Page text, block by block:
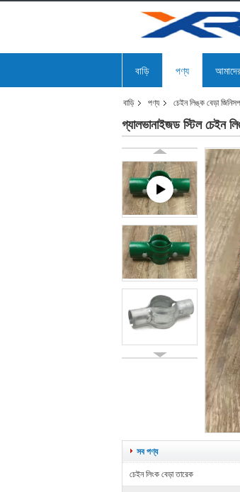
বাড়ি পণ্য
বাড়ি পণ্য চেইন লিঙ্ক বেড়া
গ্যালভানাইজড স্টিল চেইন
সব পণ্য
চেইন লিংক বেড়া তারেক